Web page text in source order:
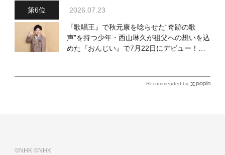
2026.07.23
『歌唱王』で秋元康を唸らせた“奇跡の歌
声”を持つ少年・西山琳久が祖父への想いを込
めた『おんじい』で7月22日にデビュー！
Recommended by
©NHK©NHK